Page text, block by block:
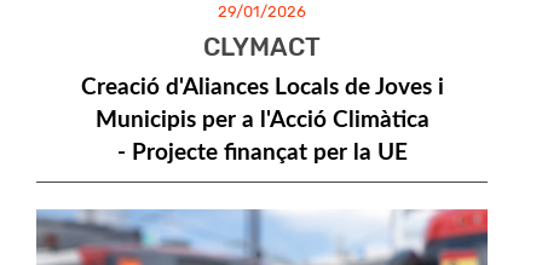
29/01/2026
CLYMACT
Creació d'Aliances Localsde Jovesi
Municipisper a l'AccióClimàtica
- Projecte finançatper la UE